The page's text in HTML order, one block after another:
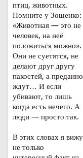
птиц, животных.
Помните у Зощенко:
«Животная — это не
человек, на неё
положиться можно».
Они не суетятся, не
делают друг другу
пакостей, а преданно
ждут… И если
убивают, то лишь
когда есть нечего. А
люди — просто так.
В этих словах я вижу
не только